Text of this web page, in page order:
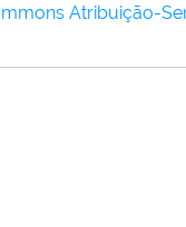
Atribuição-